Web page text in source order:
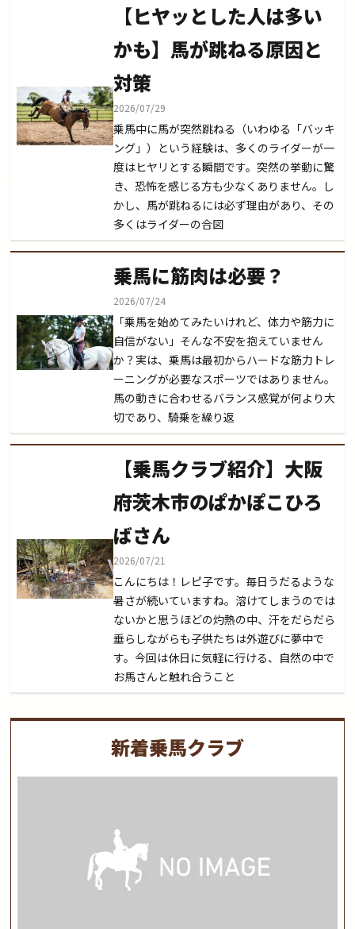
【ヒヤッとした人は多い
かも】馬が跳ねる原因と
対策
2026/07/29
乗馬中に馬が突然跳ねる（いわゆる「バッキ
ング」）という経験は、多くのライダーが一
度はヒヤリとする瞬間です。突然の挙動に驚
き、恐怖を感じる方も少なくありません。し
かし、馬が跳ねるには必ず理由があり、その
多くはライダーの合図
乗馬に筋肉は必要？
2026/07/24
「乗馬を始めてみたいけれど、体力や筋力に
自信がない」そんな不安を抱えていません
か？実は、乗馬は最初からハードな筋力トレ
ーニングが必要なスポーツではありません。
馬の動きに合わせるバランス感覚が何より大
切であり、騎乗を繰り返
【乗馬クラブ紹介】大阪
府茨木市のぱかぽこひろ
ばさん
2026/07/21
こんにちは！レピ子です。毎日うだるような
暑さが続いていますね。溶けてしまうのでは
ないかと思うほどの灼熱の中、汗をだらだら
垂らしながらも子供たちは外遊びに夢中で
す。今回は休日に気軽に行ける、自然の中で
お馬さんと触れ合うこと
新着乗馬クラブ